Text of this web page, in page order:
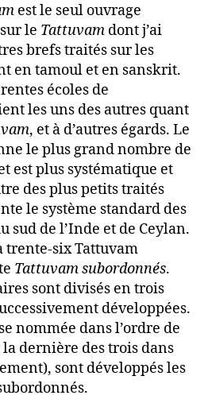
est le seul ouvrage
le Tattuvam dont j’ai
brefs traités sur les
en tamoul et en sanskrit.
écoles de
les uns des autres quant
, et à d’autres égards. Le
le plus grand nombre de
est plus systématique et
des plus petits traités
le système standard des
sud de l’Inde et de Ceylan.
trente-six Tattuvam
Tattuvam subordonnés.
sont divisés en trois
développées.
nommée dans l’ordre de
dernière des trois dans
sont développés les